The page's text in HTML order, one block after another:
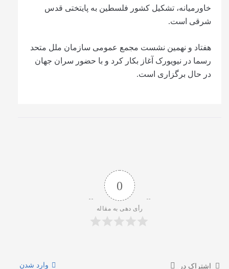
خاورمیانه، تشکیل کشور فلسطین به پایتختی قدس
شرقی است.
هفتاد و نهمین نشست مجمع عمومی سازمان ملل متحد
رسما در نیویورک آغاز بکار کرد و با حضور سران جهان
در حال برگزاری است.
0
رأی دهی به مقاله
اشتراک در وارد شدن